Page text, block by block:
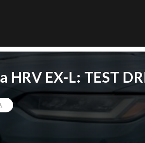
HRV EX-L: TEST